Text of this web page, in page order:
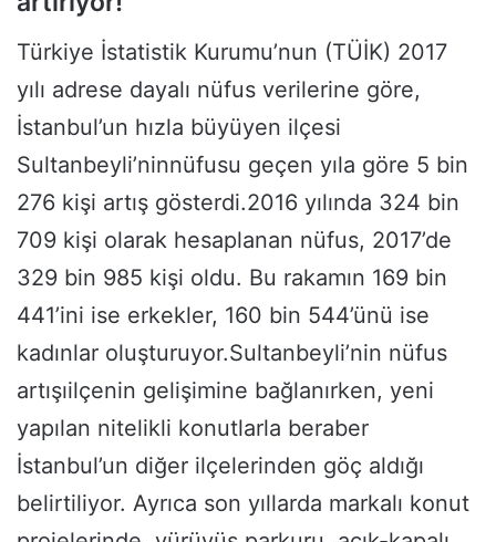
Türkiye İstatistik Kurumu’nun (TÜİK) 2017
yılı adrese dayalı nüfus verilerine göre,
İstanbul’un hızla büyüyen ilçesi
Sultanbeyli’ninnüfusu geçen yıla göre 5 bin
276 kişi artış gösterdi.2016 yılında 324 bin
709 kişi olarak hesaplanan nüfus, 2017’de
329 bin 985 kişi oldu. Bu rakamın 169 bin
441’ini ise erkekler, 160 bin 544’ünü ise
kadınlar oluşturuyor.Sultanbeyli’nin nüfus
artışıilçenin gelişimine bağlanırken, yeni
yapılan nitelikli konutlarla beraber
İstanbul’un diğer ilçelerinden göç aldığı
belirtiliyor. Ayrıca son yıllarda markalı konut